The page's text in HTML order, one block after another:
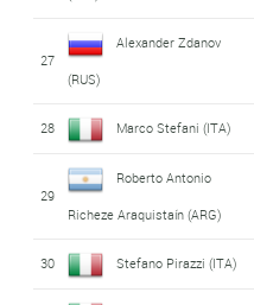
27
Alexander Zdanov
(RUS)
28 Marco Stefani (ITA)
29
Roberto Antonio
Richeze Araquistaín (ARG)
30 Stefano Pirazzi (ITA)